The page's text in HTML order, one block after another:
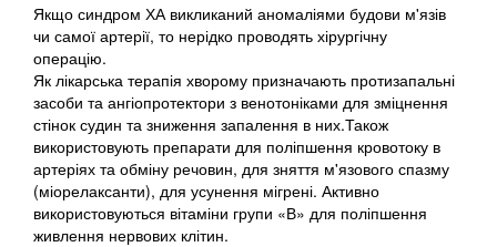
Якщо синдром ХА викликаний аномаліями будови м'язів
чи самої артерії, то нерідко проводять хірургічну
операцію.
Як лікарська терапія хворому призначають протизапальні
засоби та ангіопротектори з венотоніками для зміцнення
стінок судин та зниження запалення в них.Також
використовують препарати для поліпшення кровотоку в
артеріях та обміну речовин, для зняття м'язового спазму
(міорелаксанти), для усунення мігрені. Активно
використовуються вітаміни групи «В» для поліпшення
живлення нервових клітин.